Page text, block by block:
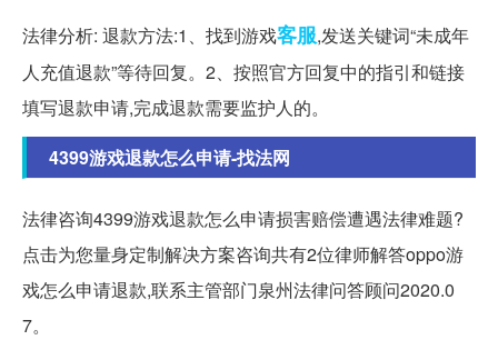
法律分析: 退款方法:1、找到游戏客服,发送关键词“未成年
人充值退款”等待回复。2、按照官方回复中的指引和链接
填写退款申请,完成退款需要监护人的。
4399游戏退款怎么申请-找法网
法律咨询4399游戏退款怎么申请损害赔偿遭遇法律难题?
点击为您量身定制解决方案咨询共有2位律师解答oppo游
戏怎么申请退款,联系主管部门泉州法律问答顾问2020.0
7。